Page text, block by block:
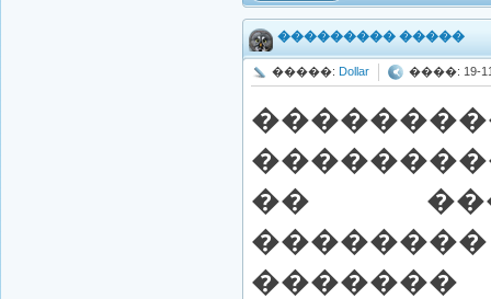
��������� �����
�����: Dollar ����: 19-
��